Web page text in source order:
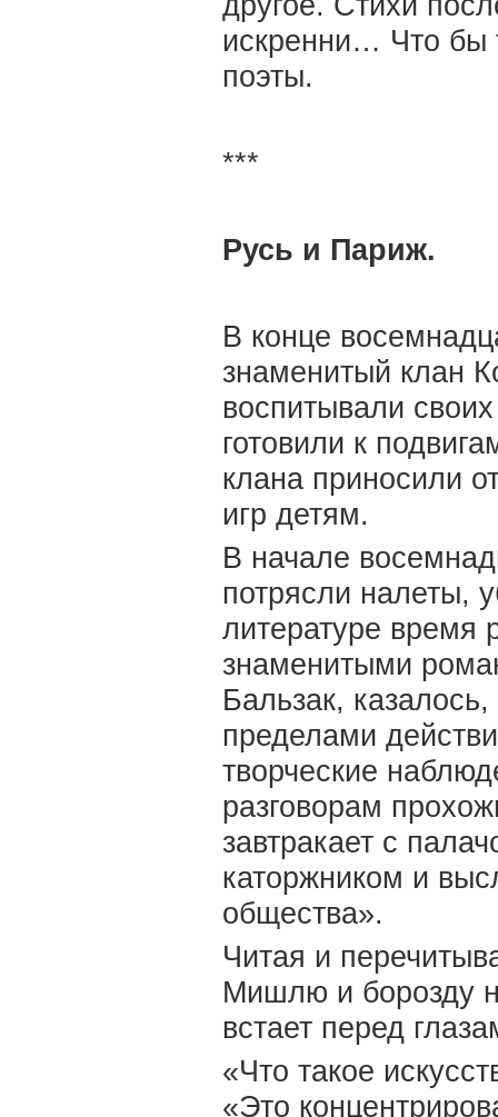
искренни… Что бы
поэты.
***
Русь и Париж.
В конце
знаменитый клан
воспитывали
готовили к
клана приносили
игр детям.
В начале
потрясли налеты,
литературе время
знаменитыми
Бальзак,
пределами
творческие
разговорам
завтракает с
каторжником и
общества».
Читая и
Мишлю и борозду
встает перед
«Что такое
«Это